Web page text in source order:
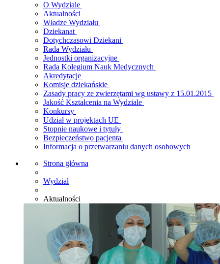
O Wydziale
Aktualności
Władze Wydziału
Dziekanat
Dotychczasowi Dziekani
Rada Wydziału
Jednostki organizacyjne
Rada Kolegium Nauk Medycznych
Akredytacje
Komisje dziekańskie
Zasady pracy ze zwierzętami wg ustawy z 15.01.2015
Jakość Kształcenia na Wydziale
Konkursy
Udział w projektach UE
Stopnie naukowe i tytuły
Bezpieczeństwo pacjenta
Informacja o przetwarzaniu danych osobowych
Strona główna
Wydział
Aktualności